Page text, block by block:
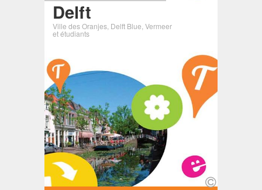
Delft
Ville des Oranjes, Delft Blue, Vermeer
et étudiants